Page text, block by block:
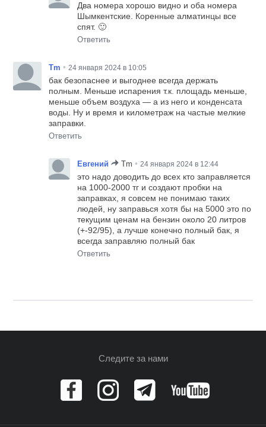
Два номера хорошо видно и оба номера
Шымкентские. Коренные алматинцы все
спят. 🙂
Ответить
Tm • 24 января 2024 в 10:05
бак безопаснее и выгоднее всегда держать
полным. Меньше испарения т.к. площадь меньше,
меньше объем воздуха — а из него и конденсата
воды. Ну и время и километраж на частые мелкие
заправки.
Ответить
Евгений Tm • 24 января 2024 в 12:44
это надо доводить до всех кто заправляется
на 1000-2000 тг и создают пробки на
заправках, я совсем не понимаю таких
людей, ну заправься хотя бы на 5000 это по
текущим ценам на бензин около 20 литров
(+-92/95), а лучше конечно полный бак, я
всегда заправляю полный бак
Ответить
Следите за нами